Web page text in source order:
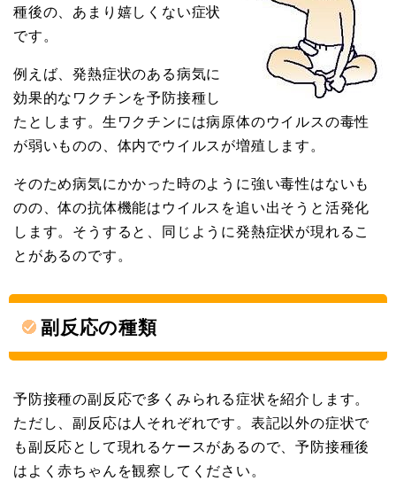
種後の、あまり嬉しくない症状
です。
例えば、発熱症状のある病気に
効果的なワクチンを予防接種し
たとします。生ワクチンには病原体のウイルスの毒性
が弱いものの、体内でウイルスが増殖します。
そのため病気にかかった時のように強い毒性はないも
のの、体の抗体機能はウイルスを追い出そうと活発化
します。そうすると、同じように発熱症状が現れるこ
とがあるのです。
副反応の種類
予防接種の副反応で多くみられる症状を紹介します。
ただし、副反応は人それぞれです。表記以外の症状で
も副反応として現れるケースがあるので、予防接種後
はよく赤ちゃんを観察してください。